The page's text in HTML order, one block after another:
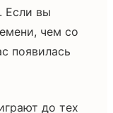
Если вы
чем со
появилась
до тех